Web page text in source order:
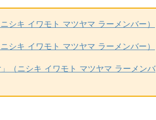
シキ イワモト マツヤマ ラーメンバー）
シキ イワモト マツヤマ ラーメンバー）
（ニシキ イワモト マツヤマ ラーメンバ